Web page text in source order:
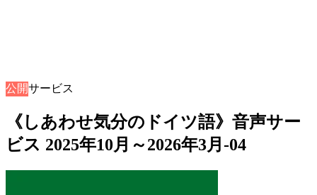
公開
音声サービス
《しあわせ気分のドイツ語》音声サー
ビス 2025年10月～2026年3月-04